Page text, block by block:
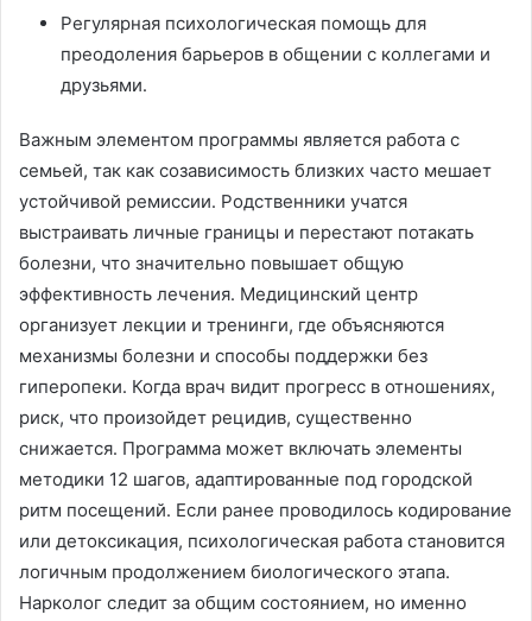
Регулярная психологическая помощь для
преодоления барьеров в общении с коллегами и
друзьями․
Важным элементом программы является работа с
семьей, так как созависимость близких часто мешает
устойчивой ремиссии․ Родственники учатся
выстраивать личные границы и перестают потакать
болезни, что значительно повышает общую
эффективность лечения․ Медицинский центр
организует лекции и тренинги, где объясняются
механизмы болезни и способы поддержки без
гиперопеки․ Когда врач видит прогресс в отношениях,
риск, что произойдет рецидив, существенно
снижается․ Программа может включать элементы
методики 12 шагов, адаптированные под городской
ритм посещений․ Если ранее проводилось кодирование
или детоксикация, психологическая работа становится
логичным продолжением биологического этапа․
Нарколог следит за общим состоянием, но именно